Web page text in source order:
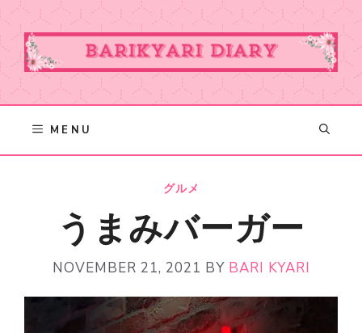
Skip
to
content
MENU
グルメ
うまみバーガー
NOVEMBER 21, 2021 BY BARI KYARI